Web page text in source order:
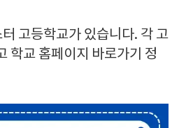
고등학교가 있습니다. 각 고
학교 홈페이지 바로가기 정